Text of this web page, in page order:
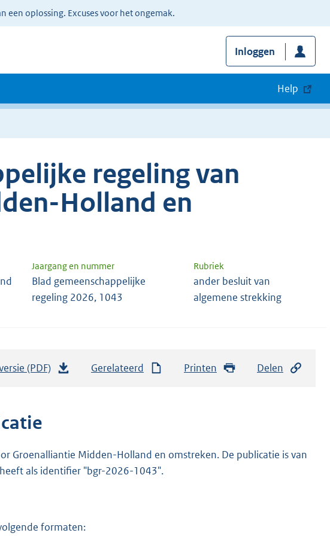
een oplossing. Excuses voor het ongemak.
Inloggen
Help
regeling van
Holland en
Jaargang en nummer Rubriek
Blad gemeenschappelijke
regeling 2026, 1043
ander besluit van
algemene strekking
(PDF)
n
o
Gerelateerd Printen Delen
Groenalliantie Midden-Holland en omstreken. De publicatie is van
als identifier "bgr-2026-1043".
formaten: